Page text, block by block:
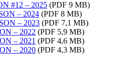
#12 – 2025 (PDF 9 MB)
– 2024 (PDF 8 MB)
– 2023 (PDF 7,1 MB)
– 2022 (PDF 5,9 MB)
– 2021 (PDF 4,6 MB)
– 2020 (PDF 4,3 MB)